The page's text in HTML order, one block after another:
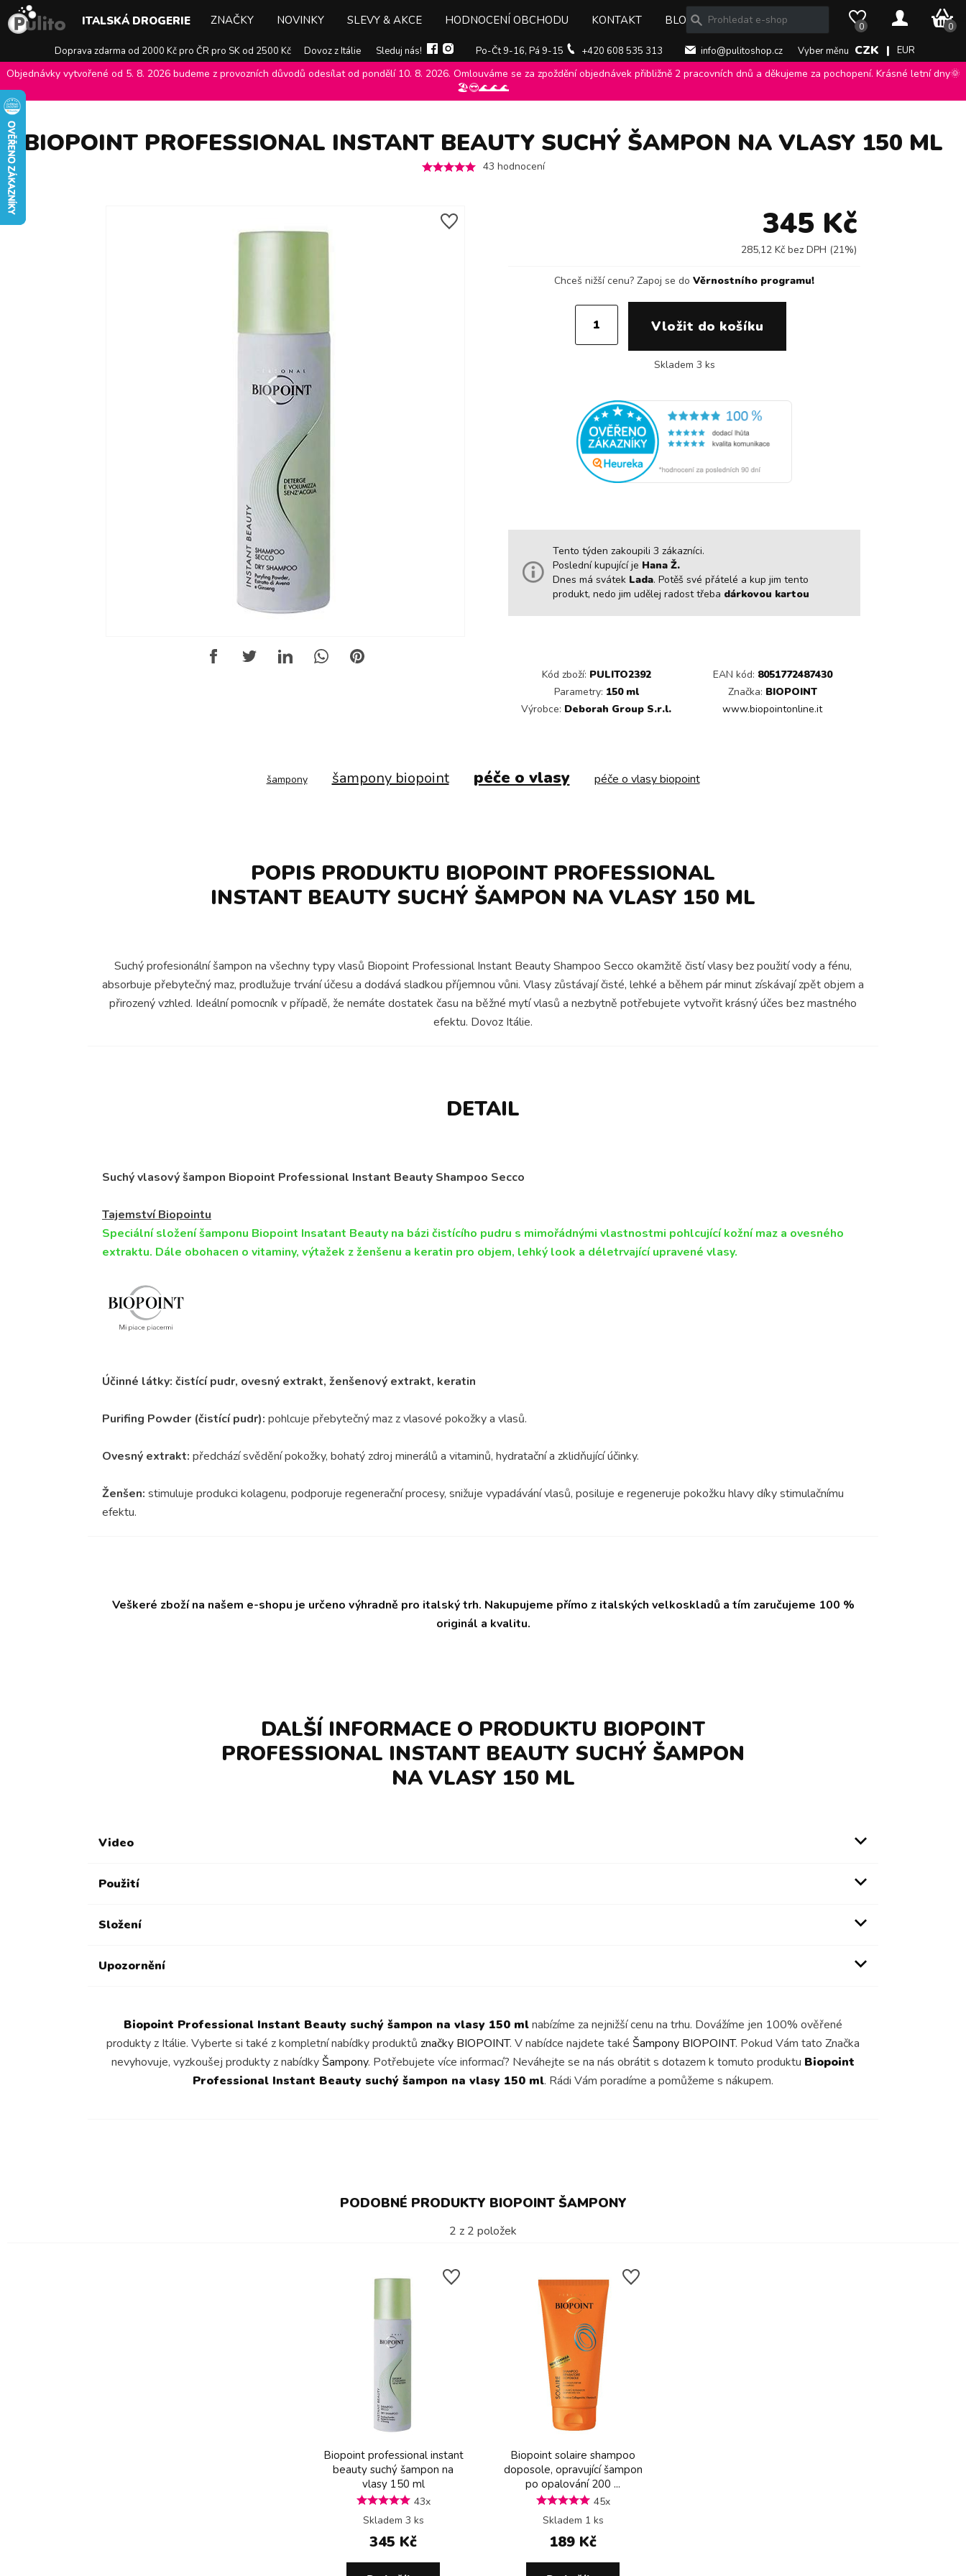
Doprava zdarma od 2000 Kč pro ČR pro SK od 2500 Kč Dovoz z Itálie Sleduj nás! Po-Čt 9-16, Pá 9-15 +420 608 535 313 info@pulitoshop.cz Vyber měnu CZK | EUR
ITALSKÁ DROGERIE ZNAČKY NOVINKY SLEVY & AKCE HODNOCENÍ OBCHODU KONTAKT BLOG 0 0
0 Kč
Objednávky vytvořené od 5. 8. 2026 budeme z provozních důvodů odesílat od pondělí 10. 8. 2026. Omlouváme se za zpoždění objednávek přibližně 2 pracovních dnů a děkujeme za pochopení. Krásné letní dny🌞
🏖️😎🌊🌊🌊
E-shop Pulito Péče o vlasy Šampony biopoint Biopoint Professional Instant Beauty suchý šampon na vlasy 150 ml
BIOPOINT PROFESSIONAL INSTANT BEAUTY SUCHÝ ŠAMPON NA VLASY 150 ML
43 hodnocení
Tento týden zakoupili 3 zákazníci.
Poslední kupující je Hana Ž.
Dnes má svátek Lada. Potěš své přátelé a kup jim tento
produkt, nedo jim udělej radost třeba dárkovou kartou
Kód zboží: PULITO2392 EAN kód: 8051772487430
Parametry: 150 ml Značka: BIOPOINT
Výrobce: Deborah Group S.r.l. www.biopointonline.it
345 Kč
285,12 Kč bez DPH (21%)
Chceš nižší cenu? Zapoj se do Věrnostního programu!
Skladem 3 ks
šampony šampony biopoint péče o vlasy péče o vlasy biopoint
POPIS PRODUKTU BIOPOINT PROFESSIONAL
INSTANT BEAUTY SUCHÝ ŠAMPON NA VLASY 150 ML
Suchý profesionální šampon na všechny typy vlasů Biopoint Professional Instant Beauty Shampoo Secco okamžitě čistí vlasy bez použití vody a fénu,
absorbuje přebytečný maz, prodlužuje trvání účesu a dodává sladkou příjemnou vůni. Vlasy zůstávají čisté, lehké a během pár minut získávají zpět objem a
přirozený vzhled. Ideální pomocník v případě, že nemáte dostatek času na běžné mytí vlasů a nezbytně potřebujete vytvořit krásný účes bez mastného
efektu. Dovoz Itálie.
DETAIL
Suchý vlasový šampon Biopoint Professional Instant Beauty Shampoo Secco
Tajemství Biopointu
Speciální složení šamponu Biopoint Insatant Beauty na bázi čistícího pudru s mimořádnými vlastnostmi pohlcující kožní maz a ovesného
extraktu. Dále obohacen o vitaminy, výtažek z ženšenu a keratin pro objem, lehký look a déletrvající upravené vlasy.
Účinné látky: čistící pudr, ovesný extrakt, ženšenový extrakt, keratin
Purifing Powder (čistící pudr): pohlcuje přebytečný maz z vlasové pokožky a vlasů.
Ovesný extrakt: předchází svědění pokožky, bohatý zdroj minerálů a vitaminů, hydratační a zklidňující účinky.
Ženšen: stimuluje produkci kolagenu, podporuje regenerační procesy, snižuje vypadávání vlasů, posiluje e regeneruje pokožku hlavy díky stimulačnímu
efektu.
Veškeré zboží na našem e-shopu je určeno výhradně pro italský trh. Nakupujeme přímo z italských velkoskladů a tím zaručujeme 100 %
originál a kvalitu.
DALŠÍ INFORMACE O PRODUKTU BIOPOINT
PROFESSIONAL INSTANT BEAUTY SUCHÝ ŠAMPON
NA VLASY 150 ML
Video
Použití
Složení
Upozornění
Biopoint Professional Instant Beauty suchý šampon na vlasy 150 mlnabízíme za nejnižší cenu na trhu. Dovážíme jen 100% ověřené
produkty z Itálie. Vyberte si také z kompletní nabídky produktů značky BIOPOINT. V nabídce najdete také Šampony BIOPOINT. Pokud Vám tato Značka
nevyhovuje, vyzkoušej produkty z nabídkyŠampony. Potřebujete více informací? Neváhejte se na nás obrátit s dotazem k tomuto produktu Biopoint
Professional Instant Beauty suchý šampon na vlasy 150 ml. Rádi Vám poradíme a pomůžeme s nákupem.
PODOBNÉ PRODUKTY BIOPOINT ŠAMPONY
2 z 2 položek
Biopoint professional instant
beauty suchý šampon na
vlasy 150 ml
43x
Skladem 3 ks
345 Kč
Biopoint solaire shampoo
doposole, opravující šampon
po opalování 200 ...
45x
Skladem 1 ks
189 Kč